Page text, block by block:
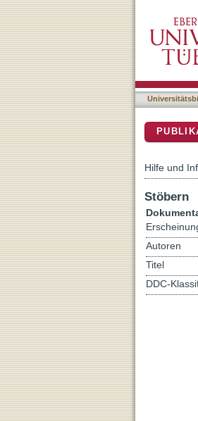
Acid
Hilfe und
Stöbern
Autoren
Titel
DDC-